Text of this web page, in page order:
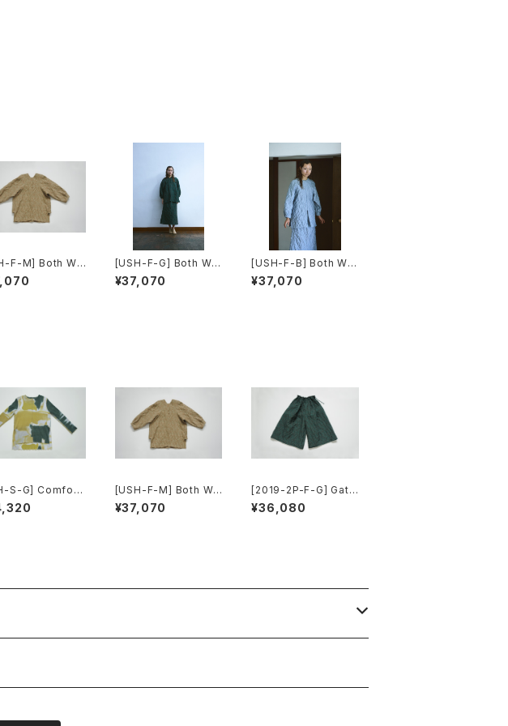
F-M] Both Wa
[USH-F-G] Both Wa
y Blouse
¥37,070
[USH-F-B] Both Wa
y Blouse
¥37,070
S-G] Comfort
Tops(Long Sle
[USH-F-M] Both Wa
y Blouse
¥37,070
[2019-2P-F-G] Gath
er Wide Pants
¥36,080